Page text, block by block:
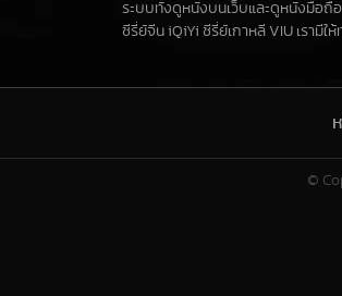
ระบบทั้งดูหนังบนเว็บและดูหนังมือถื
ซีรี่ย์จีน iQiYi ซีรี่ย์เกาหลี VIU เรามีใ
©